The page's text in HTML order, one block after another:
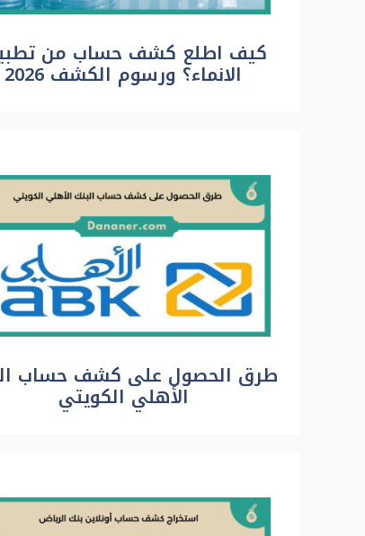
كيف اطلع كشف حساب من
الانماء؟ ورسوم الكشف 2026
طرق الحصول على كشف حساب
الأهلي الكويتي